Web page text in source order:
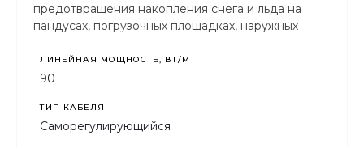
предотвращения накопления снега и льда на
пандусах, погрузочных площадках, наружных
составляет 90 Вт/м при 0 °C.
ЛИНЕЙНАЯ МОЩНОСТЬ, ВТ/М
90
ТИП КАБЕЛЯ
Саморегулирующийся